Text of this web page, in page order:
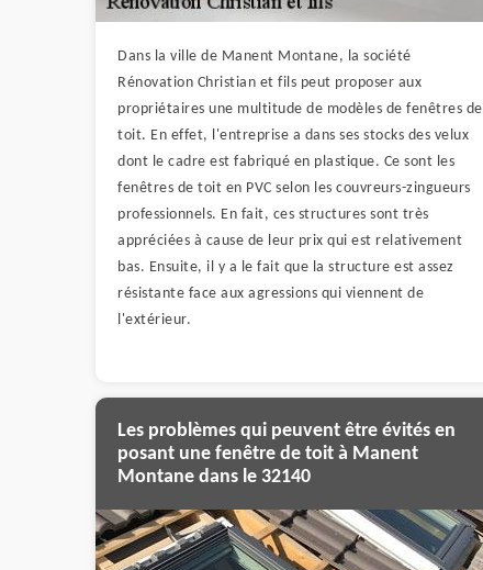
Dans la ville de Manent Montane, la société
Rénovation Christian et fils peut proposer aux
propriétaires une multitude de modèles de fenêtres de
toit. En effet, l'entreprise a dans ses stocks des velux
dont le cadre est fabriqué en plastique. Ce sont les
fenêtres de toit en PVC selon les couvreurs-zingueurs
professionnels. En fait, ces structures sont très
appréciées à cause de leur prix qui est relativement
bas. Ensuite, il y a le fait que la structure est assez
résistante face aux agressions qui viennent de
l'extérieur.
Les problèmes qui peuvent être évités en
posant une fenêtre de toit à Manent
Montane dans le 32140